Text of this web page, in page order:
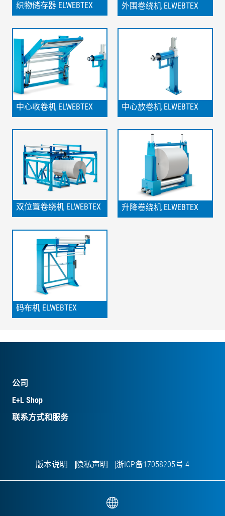
织物储存器 ELWEBTEX 外围卷绕机 ELWEBTEX
中心收卷机 ELWEBTEX 中心放卷机 ELWEBTEX
双位置卷绕机 ELWEBTEX 升降卷绕机 ELWEBTEX
码布机 ELWEBTEX
公司
E+L Shop
联系方式和服务
版本说明 隐私声明 浙ICP备17058205号-4